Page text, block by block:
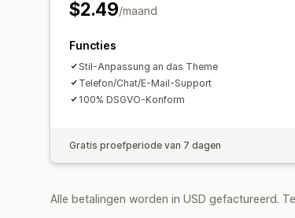
$2.49/maand
Functies
Stil-Anpassung an das Theme
Telefon/Chat/E-Mail-Support
100% DSGVO-Konform
Gratis proefperiode van 7 dagen
Alle betalingen worden in USD gefactureerd.